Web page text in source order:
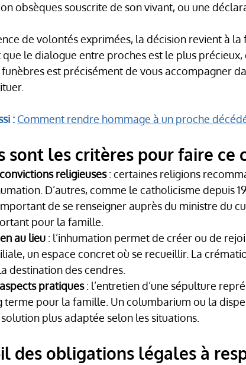
obsèques souscrite de son vivant, ou une
de volontés exprimées, la décision revient à la
le dialogue entre proches est le plus précieux,
est précisément de vous accompagner
: Comment rendre hommage à un proche
sont les critères pour faire ce
religieuses : certaines religions
D’autres, comme le catholicisme depuis
de se renseigner auprès du ministre du
pour la famille.
au lieu : l’inhumation permet de créer ou de
un espace concret où se recueillir. La
destination des cendres.
pratiques : l’entretien d’une sépulture
terme pour la famille. Un columbarium ou la
plus adaptée selon les situations.
des obligations légales à